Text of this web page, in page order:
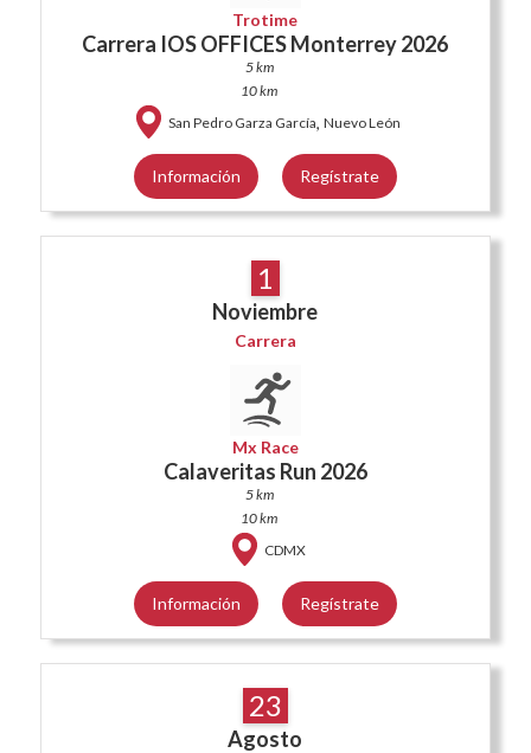
Trotime
Carrera IOS OFFICES Monterrey 2026
5 km
10 km
San Pedro Garza García, Nuevo León
Información Regístrate
1
Noviembre
Carrera
Mx Race
Calaveritas Run 2026
5 km
10 km
CDMX
Información Regístrate
23
Agosto